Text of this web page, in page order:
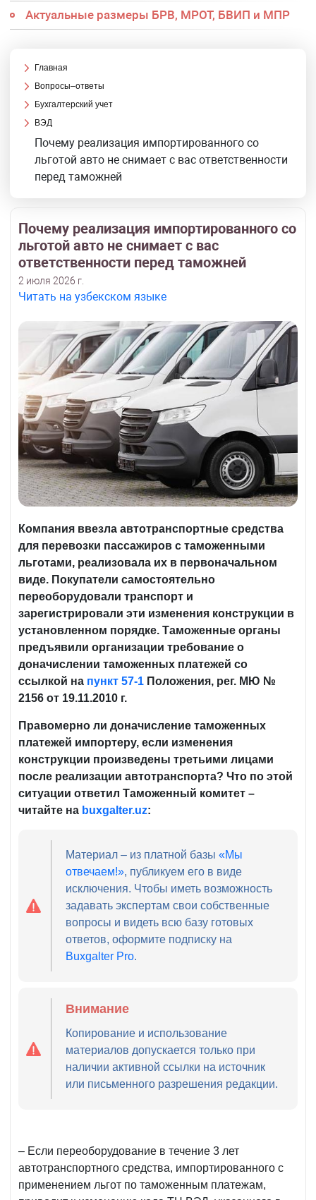
Актуальные размеры БРВ, МРОТ, БВИП и МПР
Главная
Вопросы–ответы
Бухгалтерский учет
ВЭД
Почему реализация импортированного со
льготой авто не снимает с вас ответственности
перед таможней
Почему реализация импортированного со
льготой авто не снимает с вас
ответственности перед таможней
2 июля 2026 г.
Читать на узбекском языке
Компания ввезла автотранспортные средства
для перевозки пассажиров с таможенными
льготами, реализовала их в первоначальном
виде. Покупатели самостоятельно
переоборудовали транспорт и
зарегистрировали эти изменения конструкции в
установленном порядке. Таможенные органы
предъявили организации требование о
доначислении таможенных платежей со
ссылкой на пункт 57-1 Положения, рег. МЮ №
2156 от 19.11.2010 г.
Правомерно ли доначисление таможенных
платежей импортеру, если изменения
конструкции произведены третьими лицами
после реализации автотранспорта? Что по этой
ситуации ответил Таможенный комитет –
читайте на buxgalter.uz:
Материал – из платной базы«Мы
отвечаем!», публикуем его в виде
исключения. Чтобы иметь возможность
задавать экспертам свои собственные
вопросы и видеть всю базу готовых
ответов, оформите подписку на
Buxgalter Pro.
Внимание
Копирование и использование
материалов допускается только при
наличии активной ссылки на источник
или письменного разрешения редакции.
– Если переоборудование в течение 3 лет
автотранспортного средства, импортированного с
применением льгот по таможенным платежам,